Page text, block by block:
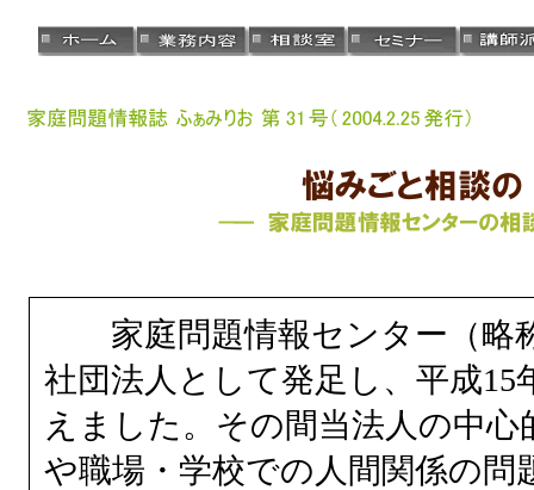
家庭問題情報センター（略
社団法人として発足し、平成15
えました。その間当法人の中
や職場・学校での人間関係の問